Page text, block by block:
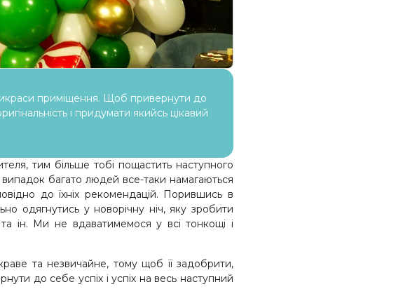
приміщення. Щоб привернути до
і придумати якийсь цікавий
тим більше тобі пощастить наступного
багато людей все-таки намагаються
до їхніх рекомендацій. Порившись в
одягнутись у новорічну ніч, яку зробити
ін. Ми не вдаватимемося у всі тонкощі і
та незвичайне, тому щоб її задобрити,
до себе успіх і успіх на весь наступний